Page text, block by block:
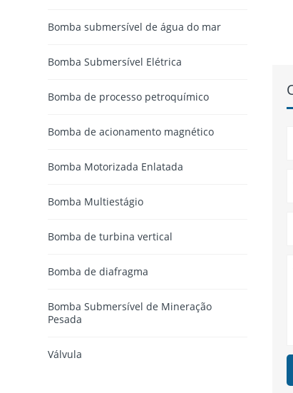
Bomba submersível de água do mar
Bomba Submersível Elétrica
Bomba de processo petroquímico
Bomba de acionamento magnético
Bomba Motorizada Enlatada
Bomba Multiestágio
Bomba de turbina vertical
Bomba de diafragma
Bomba Submersível de Mineração
Pesada
Válvula